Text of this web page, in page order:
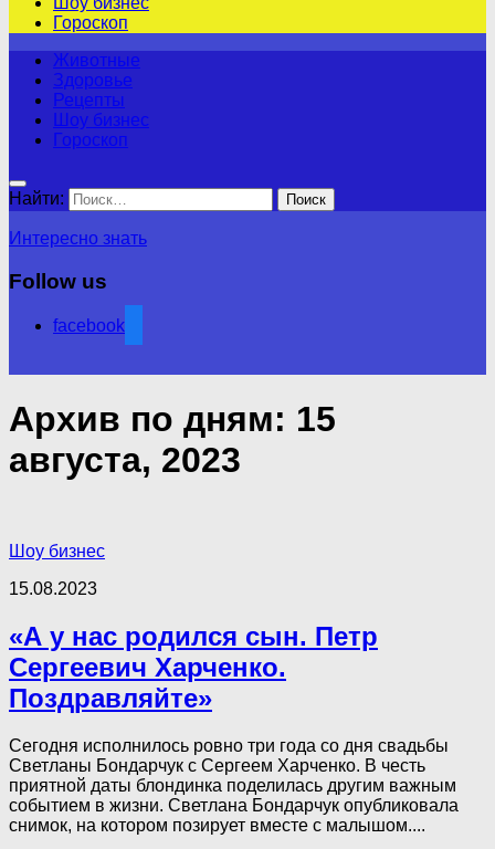
Гороскоп
Животные
Здоровье
Рецепты
Шоу бизнес
Гороскоп
Найти:
Интересно знать
Follow us
facebook
Архив по дням: 15
августа, 2023
Шоу бизнес
15.08.2023
«А у нас родился сын. Петр
Сергеевич Харченко.
Поздравляйте»
Сегодня исполнилось ровно три года со дня свадьбы
Светланы Бондарчук с Сергеем Харченко. В честь
приятной даты блондинка поделилась другим важным
событием в жизни. Светлана Бондарчук опубликовала
снимок, на котором позирует вместе с малышом....